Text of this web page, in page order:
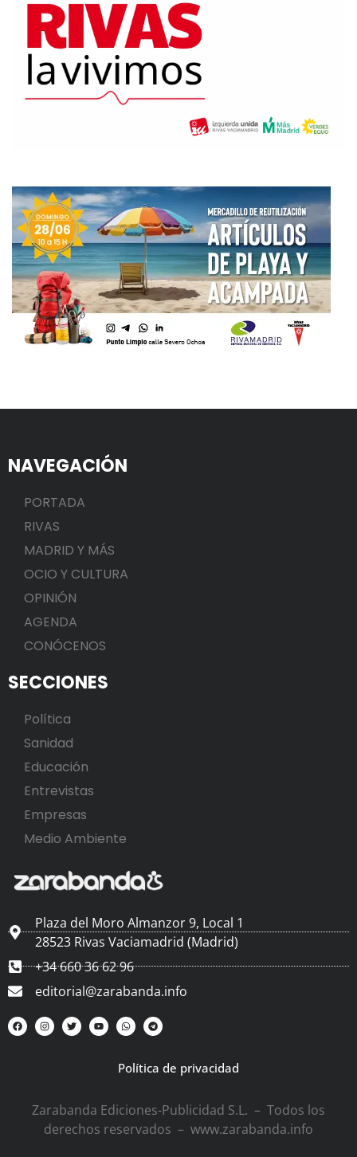
NAVEGACIÓN
PORTADA
RIVAS
MADRID Y MÁS
OCIO Y CULTURA
OPINIÓN
AGENDA
CONÓCENOS
SECCIONES
Política
Sanidad
Educación
Entrevistas
Empresas
Medio Ambiente
Plaza del Moro Almanzor 9, Local 1
28523 Rivas Vaciamadrid (Madrid)
+34 660 36 62 96
editorial@zarabanda.info
Política de privacidad
Zarabanda Ediciones-Publicidad S.L. – Todos los
derechos reservados – www.zarabanda.info